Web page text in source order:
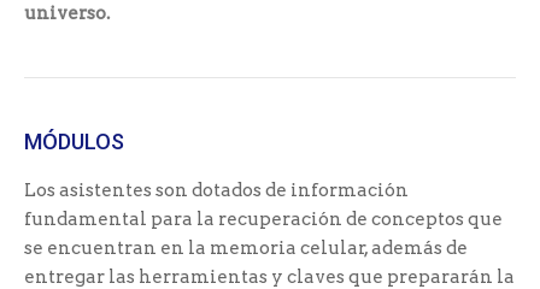
universo.
MÓDULOS
Los asistentes son dotados de información
fundamental para la recuperación de conceptos que
se encuentran en la memoria celular, además de
entregar las herramientas y claves que prepararán la